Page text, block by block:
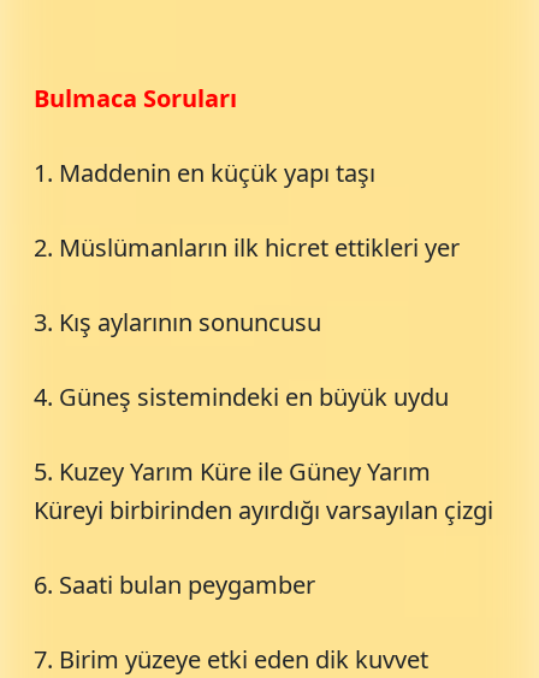
Bulmaca Soruları
1. Maddenin en küçük yapı taşı
2. Müslümanların ilk hicret ettikleri yer
3. Kış aylarının sonuncusu
4. Güneş sistemindeki en büyük uydu
5. Kuzey Yarım Küre ile Güney Yarım
Küreyi birbirinden ayırdığı varsayılan çizgi
6. Saati bulan peygamber
7. Birim yüzeye etki eden dik kuvvet